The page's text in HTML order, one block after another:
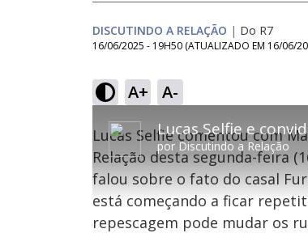
DISCUTINDO A RELAÇÃO | Do R7
16/06/2025 - 19H50 (ATUALIZADO EM 16/06/
A+ A-
a
window.
modal
be
by
Lamentamos, mas o vídeo
por Discutindo a Relação
Lucas Selfie comentou com
Relação desta segunda-feira
falou sobre o fato do casal
está começando a ficar
repescagem pode mudar os